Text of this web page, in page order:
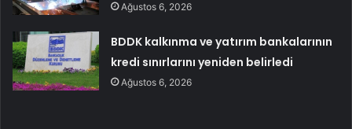
Ağustos 6, 2026
BDDK kalkınma ve yatırım bankalarının
kredi sınırlarını yeniden belirledi
Ağustos 6, 2026